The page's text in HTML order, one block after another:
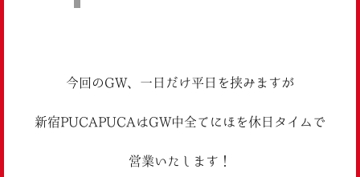
今回のGW、一日だけ平日を挟みますが
新宿PUCAPUCAはGW中全てにほを休日タイムで
営業いたします！